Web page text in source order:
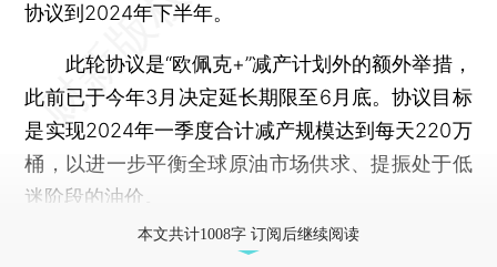
协议到2024年下半年。
此轮协议是“欧佩克+”减产计划外的额外举措，
此前已于今年3月决定延长期限至6月底。协议目标
是实现2024年一季度合计减产规模达到每天220万
桶，以进一步平衡全球原油市场供求、提振处于低
迷阶段的油价。
本文共计1008字 订阅后继续阅读